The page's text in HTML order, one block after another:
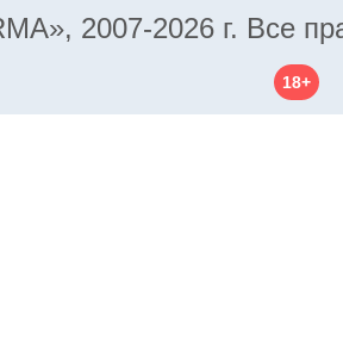
2007-2026 г. Все
18+